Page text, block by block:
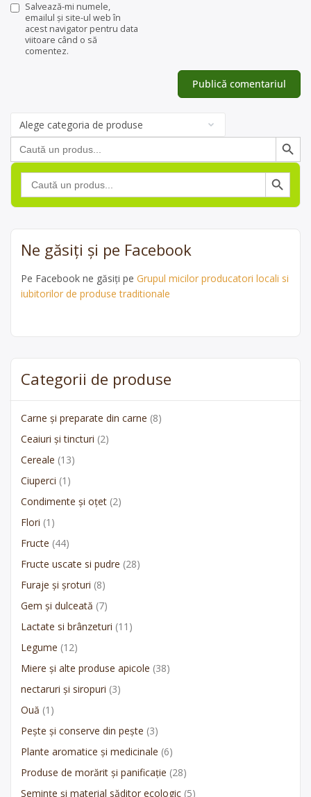
Salvează-mi numele,
emailul și site-ul web în
acest navigator pentru data
viitoare când o să
comentez.
Categorii
de
produse
Search
for:
Search Button
Search
for:
Search Button
Ne găsiți și pe Facebook
Pe Facebook ne găsiți pe Grupul micilor producatori locali si
iubitorilor de produse traditionale
Categorii de produse
Carne și preparate din carne (8)
Ceaiuri și tincturi (2)
Cereale (13)
Ciuperci (1)
Condimente și oțet (2)
Flori (1)
Fructe (44)
Fructe uscate si pudre (28)
Furaje și șroturi (8)
Gem și dulceată (7)
Lactate si brânzeturi (11)
Legume (12)
Miere și alte produse apicole (38)
nectaruri și siropuri (3)
Ouă (1)
Pește și conserve din pește (3)
Plante aromatice și medicinale (6)
Produse de morărit și panificație (28)
Semințe și material săditor ecologic (5)